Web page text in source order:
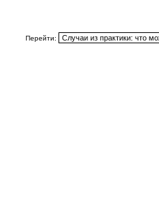
Перейти: